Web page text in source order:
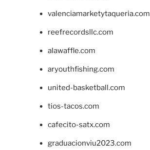
valenciamarketytaqueria.com
reefrecordsllc.com
alawaffle.com
aryouthfishing.com
united-basketball.com
tios-tacos.com
cafecito-satx.com
graduacionviu2023.com